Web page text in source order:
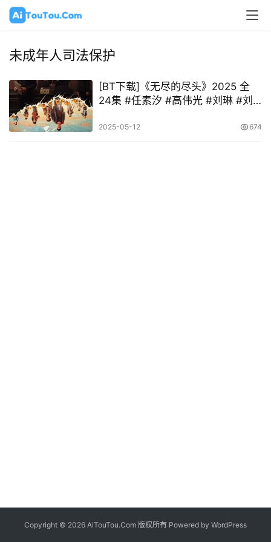
未成年人司法保护
[BT下载]《无尽的尽头》2025 全
24集 #任素汐 #高伟光 #刘琳 #刘
2025-05-12 674
Copyright © 2026 AiTouTou.Com 版权所有 Powered by WordPress